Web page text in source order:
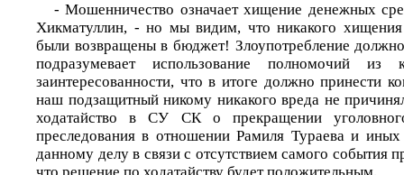
- Мошенничество означает хищение денежных
Хикматуллин, - но мы видим, что никакого
были возвращены в бюджет! Злоупотребление
подразумевает использование полномочий
заинтересованности, что в итоге должно принести
наш подзащитный никому никакого вреда не
ходатайство в СУ СК о прекращении
преследования в отношении Рамиля Тураева и
данному делу в связи с отсутствием самого события